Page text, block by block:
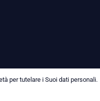
per tutelare i Suoi dati personali.